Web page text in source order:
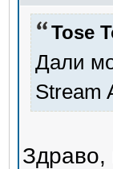
Tose
Дали
Stream
Здраво,